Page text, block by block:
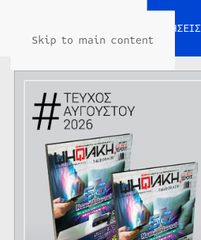
Skip to main content
ΕΙΔΗΣΕΙΣ